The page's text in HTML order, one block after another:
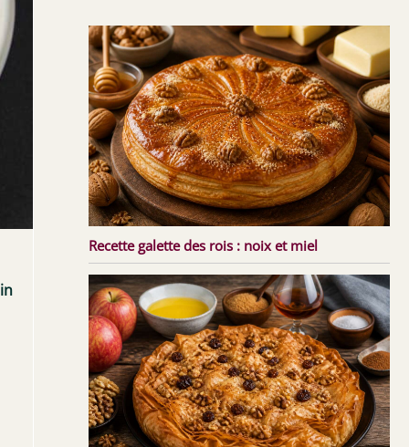
Recette galette des rois : noix et miel